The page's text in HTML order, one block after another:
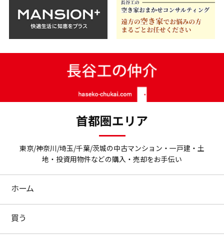
首都圏エリア
東京/神奈川/埼玉/千葉/茨城の中古マンション・一戸建・土
地・投資用物件などの購入・売却をお手伝い
ホーム
買う